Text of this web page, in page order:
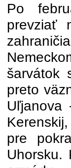
Po
prevziať
šarvátok
preto
Uľjanova
pre
Uhorsku.